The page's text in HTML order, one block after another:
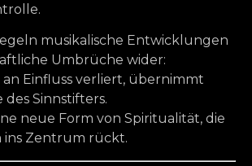
musikalische Entwicklungen
Umbrüche wider:
Einfluss verliert, übernimmt
des Sinnstifters.
neue Form von Spiritualität, die
ins Zentrum rückt.